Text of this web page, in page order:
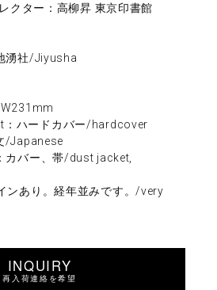
クター：高柳昇 東京印書館
湧社/Jiyusha
：ハードカバー/hardcover
/Japanese
カバー、帯/dust jacket,
ンあり。経年並みです。/very
INQUIRY
再入荷連絡を希望